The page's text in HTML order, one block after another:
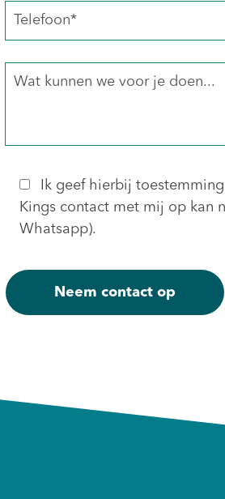
Ik geef hierbij
Kings contact met mij op kan
Whatsapp).